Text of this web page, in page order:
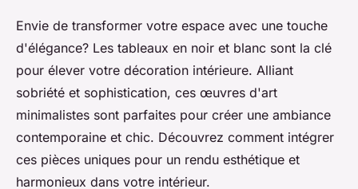
Envie de transformer votre espace avec une touche
d'élégance? Les tableaux en noir et blanc sont la clé
pour élever votre décoration intérieure. Alliant
sobriété et sophistication, ces œuvres d'art
minimalistes sont parfaites pour créer une ambiance
contemporaine et chic. Découvrez comment intégrer
ces pièces uniques pour un rendu esthétique et
harmonieux dans votre intérieur.